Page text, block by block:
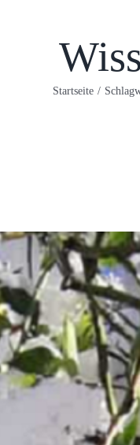
Startseite /